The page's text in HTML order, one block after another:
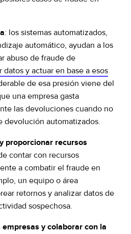
: los sistemas automatizados,
automático, ayudan a los
abuso de fraude de
datos y actuar en base a esos
de esa presión viene del
una empresa gasta
las devoluciones cuando no
devolución automatizados.
proporcionar recursos
contar con recursos
a combatir el fraude en
un equipo o área
retornos y analizar datos de
sospechosa.
y colaborar con la